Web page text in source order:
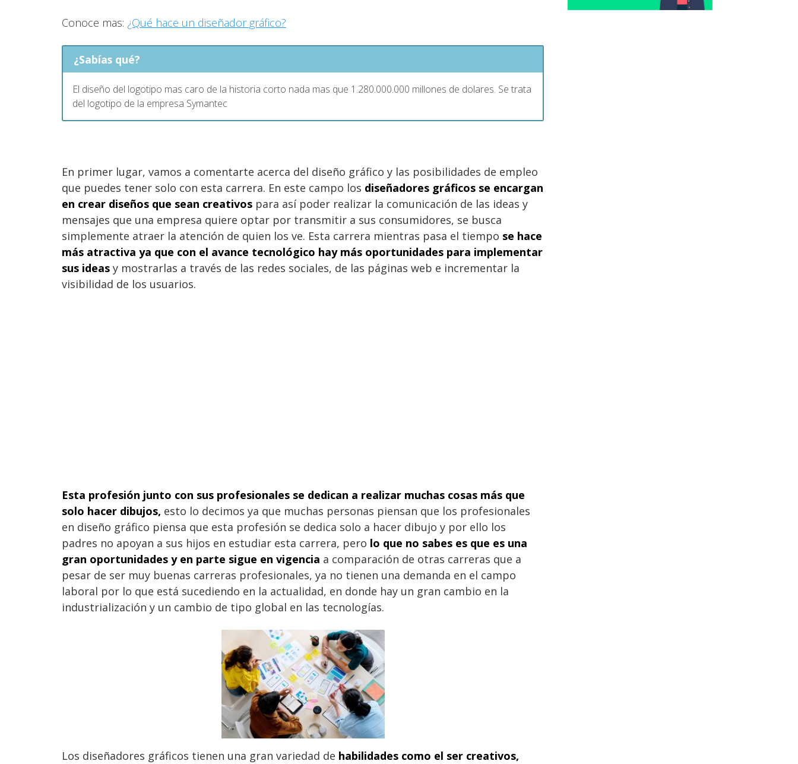
Conoce mas: ¿Qué hace un diseñador gráfico?
¿Sabías qué?
El diseño del logotipo mas caro de la historia corto nada mas que 1.280.000.000 millones de dolares. Se trata
del logotipo de la empresa Symantec
En primer lugar, vamos a comentarte acerca del diseño gráfico y las posibilidades de empleo
que puedes tener solo con esta carrera. En este campo los diseñadores gráficos se encargan
en crear diseños que sean creativos para así poder realizar la comunicación de las ideas y
mensajes que una empresa quiere optar por transmitir a sus consumidores, se busca
simplemente atraer la atención de quien los ve. Esta carrera mientras pasa el tiempo se hace
más atractiva ya que con el avance tecnológico hay más oportunidades para implementar
sus ideas y mostrarlas a través de las redes sociales, de las páginas web e incrementar la
visibilidad de los usuarios.
Esta profesión junto con sus profesionales se dedican a realizar muchas cosas más que
solo hacer dibujos, esto lo decimos ya que muchas personas piensan que los profesionales
en diseño gráfico piensa que esta profesión se dedica solo a hacer dibujo y por ello los
padres no apoyan a sus hijos en estudiar esta carrera, pero lo que no sabes es que es una
gran oportunidades y en parte sigue en vigencia a comparación de otras carreras que a
pesar de ser muy buenas carreras profesionales, ya no tienen una demanda en el campo
laboral por lo que está sucediendo en la actualidad, en donde hay un gran cambio en la
industrialización y un cambio de tipo global en las tecnologías.
Los diseñadores gráficos tienen una gran variedad de habilidades como el ser creativos,